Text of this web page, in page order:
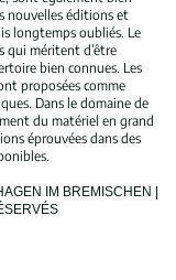
nouvelles éditions et
longtemps oubliés. Le
qui méritent d’être
bien connues. Les
proposées comme
Dans le domaine de
du matériel en grand
éprouvées dans des
IM BREMISCHEN |